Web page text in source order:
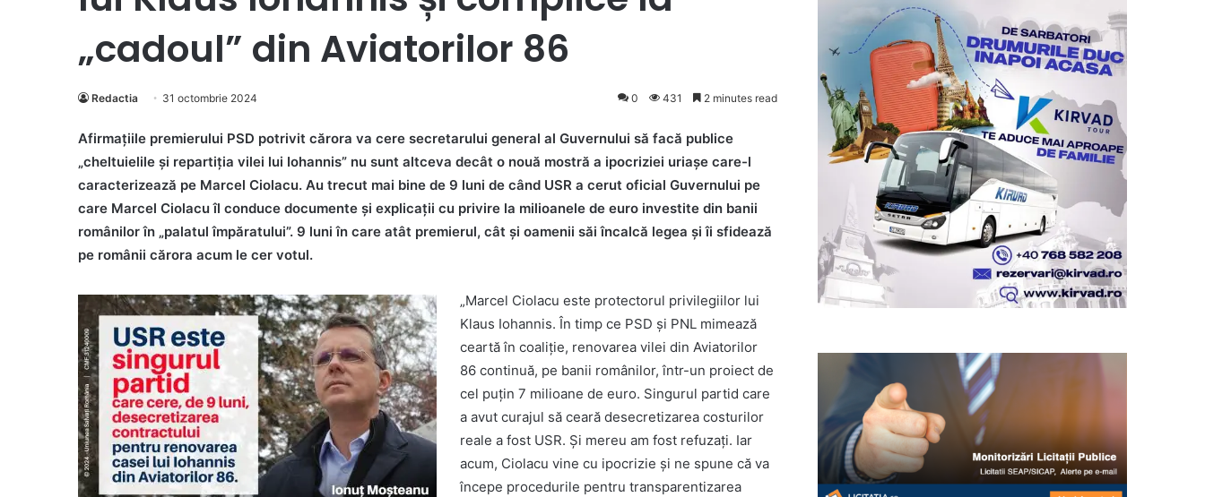
„cadoul” din Aviatorilor 86
Redactia 31 octombrie 2024 0 431 2 minutes read
Afirmațiile premierului PSD potrivit cărora va cere secretarului general al Guvernului să facă publice
„cheltuielile și repartiția vilei lui Iohannis” nu sunt altceva decât o nouă mostră a ipocriziei uriașe care-l
caracterizează pe Marcel Ciolacu. Au trecut mai bine de 9 luni de când USR a cerut oficial Guvernului pe
care Marcel Ciolacu îl conduce documente și explicații cu privire la milioanele de euro investite din banii
românilor în „palatul împăratului”. 9 luni în care atât premierul, cât și oamenii săi încalcă legea și îi sfidează
pe românii cărora acum le cer votul.
„Marcel Ciolacu este protectorul privilegiilor lui
Klaus Iohannis. În timp ce PSD și PNL mimează
ceartă în coaliție, renovarea vilei din Aviatorilor
86 continuă, pe banii românilor, într-un proiect de
cel puțin 7 milioane de euro. Singurul partid care
a avut curajul să ceară desecretizarea costurilor
reale a fost USR. Și mereu am fost refuzați. Iar
acum, Ciolacu vine cu ipocrizie și ne spune că va
începe procedurile pentru transparentizarea